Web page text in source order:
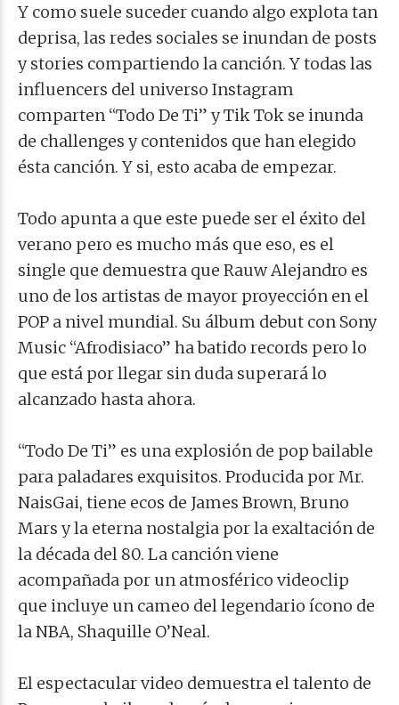
Y como suele suceder cuando algo explota tan
deprisa, las redes sociales se inundan de posts
y stories compartiendo la canción. Y todas las
influencers del universo Instagram
comparten “Todo De Ti” y Tik Tok se inunda
de challenges y contenidos que han elegido
ésta canción. Y si, esto acaba de empezar.
Todo apunta a que este puede ser el éxito del
verano pero es mucho más que eso, es el
single que demuestra que Rauw Alejandro es
uno de los artistas de mayor proyección en el
POP a nivel mundial. Su álbum debut con Sony
Music “Afrodisiaco” ha batido records pero lo
que está por llegar sin duda superará lo
alcanzado hasta ahora.
“Todo De Ti” es una explosión de pop bailable
para paladares exquisitos. Producida por Mr.
NaisGai, tiene ecos de James Brown, Bruno
Mars y la eterna nostalgia por la exaltación de
la década del 80. La canción viene
acompañada por un atmosférico videoclip
que incluye un cameo del legendario ícono de
la NBA, Shaquille O’Neal.
El espectacular video demuestra el talento de